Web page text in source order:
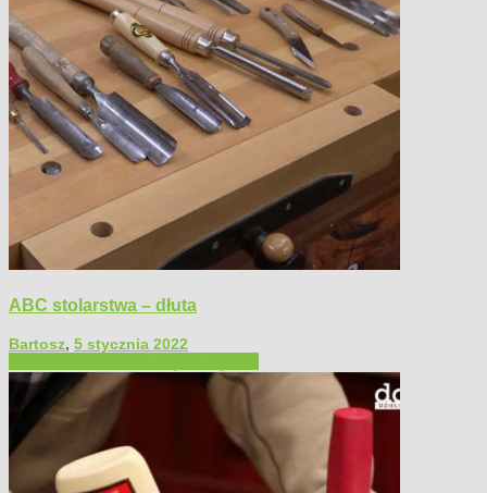
ABC stolarstwa – dłuta
Bartosz, 5 stycznia 2022